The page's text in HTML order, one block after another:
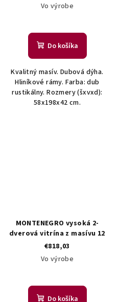
Vo výrobe
Do košíka
Kvalitný masív. Dubová dýha.
Hliníkové rámy. Farba: dub
rustikálny. Rozmery (šxvxd):
58x198x42 cm.
MONTENEGRO vysoká 2-
dverová vitrína z masívu 12
€818,03
Vo výrobe
Do košíka